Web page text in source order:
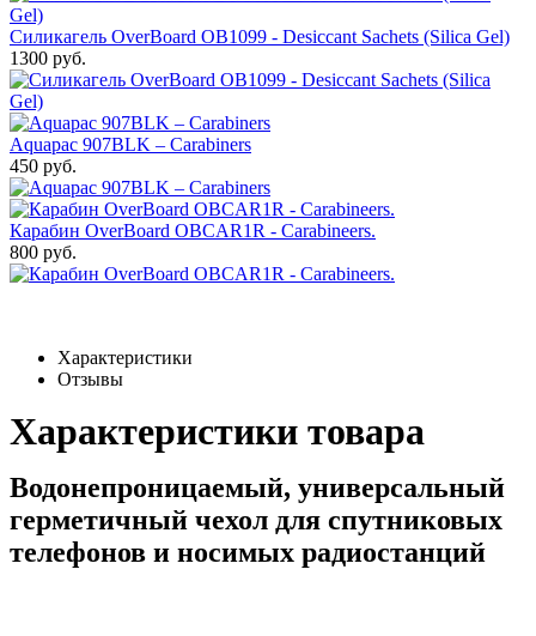
Силикагель OverBoard OB1099 - Desiccant Sachets (Silica Gel)
1300 руб.
Aquapac 907BLK – Carabiners
450 руб.
Карабин OverBoard OBCAR1R - Carabineers.
800 руб.
Характеристики
Отзывы
Характеристики товара
Водонепроницаемый, универсальный
герметичный чехол для спутниковых
телефонов и носимых радиостанций